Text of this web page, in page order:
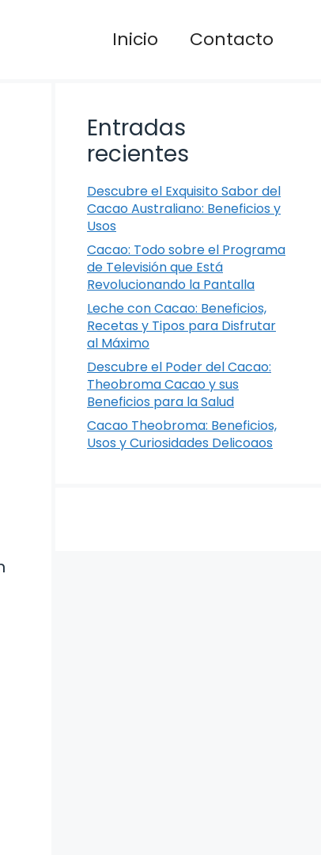
Inicio Contacto
Entradas
recientes
Descubre el Exquisito Sabor del
Cacao Australiano: Beneficios y
Usos
Cacao: Todo sobre el Programa
de Televisión que Está
Revolucionando la Pantalla
Leche con Cacao: Beneficios,
Recetas y Tipos para Disfrutar
al Máximo
Descubre el Poder del Cacao:
Theobroma Cacao y sus
Beneficios para la Salud
Cacao Theobroma: Beneficios,
Usos y Curiosidades Delicoaos